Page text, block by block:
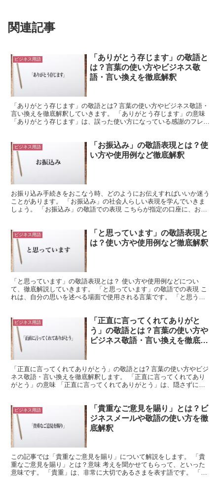
関連記事
ビジネス用語
「ありがとう存じます」の敬語と
は？言葉の使い方やビジネス敬
語・言い換えを徹底解釈
「ありがとう存じます」の敬語とは? 言葉の使い方やビジネス敬語・
言い換えを徹底解釈していきます。 「ありがとう存じます」の意味
「ありがとう存じます」は、誤った使い方になっている感謝のフレー
ビジネス用語
「お振込み」の敬語表現とは？使
い方や使用例など徹底解釈
お振り込み手続きをおこなう時、どのようにお伝えすればいいか迷う
ことがあります。 「お振込み」の社会人らしい表現を学んでいきま
しょう。 「お振込み」の敬語での表現 こちらが指定の口座に、お金
ビジネス用語
「と思っています」の敬語表現と
は？使い方や使用例など徹底解釈
「と思っています」の敬語表現とは？ 使い方や使用例などについ
て、徹底解説していきます。 「と思っています」の敬語での表現 こ
れは、自分の思いを述べる場面で使用される言葉です。 「と思う」
ビジネス用語
「正直に言ってくれてありがと
う」の敬語とは？言葉の使い方や
ビジネス敬語・言い換えを徹底解
「正直に言ってくれてありがとう」の敬語とは? 言葉の使い方やビジ
ネス敬語・言い換えを徹底解釈します。 「正直に言ってくれてあり
がとう」の意味 「正直に言ってくれてありがとう」は、隠さずに素
ビジネス用語
「貴重なご意見を賜り」とは？ビ
ジネスメールや敬語の使い方を徹
底解釈
この記事では「貴重なご意見を賜り」について解説をします。 「貴
重なご意見を賜り」とは？意味 考えを聞かせてもらって、といった
意味です。 「貴重」は、非常に大切であるさまを表す語です。 「ご